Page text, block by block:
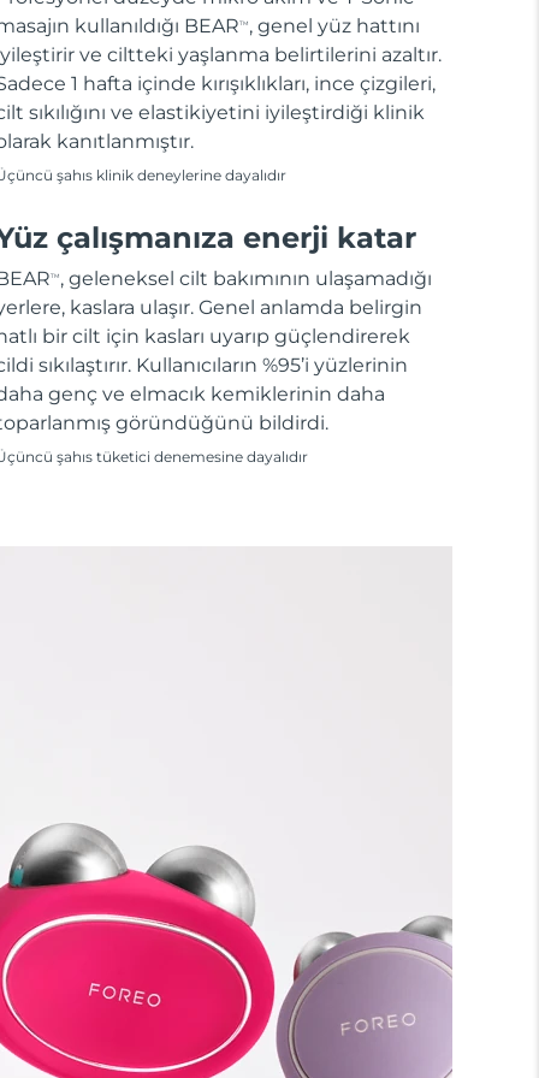
kullanıldığı BEARTM , genel yüz hattını
ve ciltteki yaşlanma belirtilerini azaltır.
1 hafta içinde kırışıklıkları, ince çizgileri,
sıkılığını ve elastikiyetini iyileştirdiği klinik
kanıtlanmıştır.
şahıs klinik deneylerine dayalıdır
çalışmanıza enerji katar
TM , geleneksel cilt bakımının ulaşamadığı
kaslara ulaşır. Genel anlamda belirgin
bir cilt için kasları uyarıp güçlendirerek
sıkılaştırır. Kullanıcıların %95’i yüzlerinin
genç ve elmacık kemiklerinin daha
göründüğünü bildirdi.
şahıs tüketici denemesine dayalıdır